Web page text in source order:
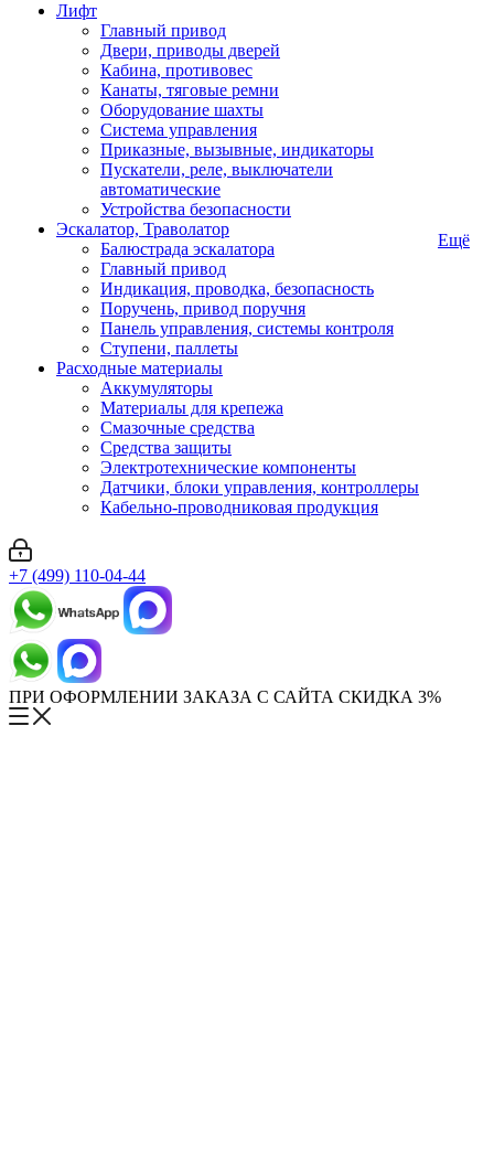
Лифт
Главный привод
Двери, приводы дверей
Кабина, противовес
Канаты, тяговые ремни
Оборудование шахты
Система управления
Приказные, вызывные, индикаторы
Пускатели, реле, выключатели
автоматические
Устройства безопасности
Эскалатор, Траволатор
Балюстрада эскалатора
Главный привод
Индикация, проводка, безопасность
Поручень, привод поручня
Панель управления, системы контроля
Ступени, паллеты
Расходные материалы
Аккумуляторы
Материалы для крепежа
Смазочные средства
Средства защиты
Электротехнические компоненты
Датчики, блоки управления, контроллеры
Кабельно-проводниковая продукция
Ещё
+7 (499) 110-04-44
ПРИ ОФОРМЛЕНИИ ЗАКАЗА С САЙТА СКИДКА 3%